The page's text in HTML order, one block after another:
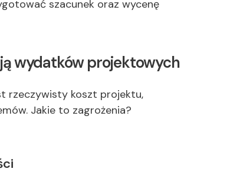
szacunek oraz wycenę
wydatków projektowych
rzeczywisty koszt projektu,
Jakie to zagrożenia?